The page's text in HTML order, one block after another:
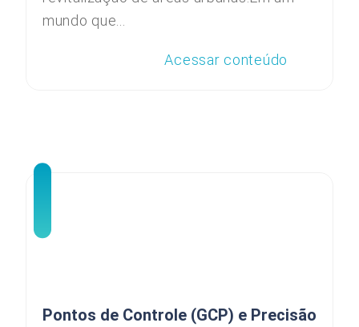
mundo que...
Acessar conteúdo
Pontos de Controle (GCP) e Precisão